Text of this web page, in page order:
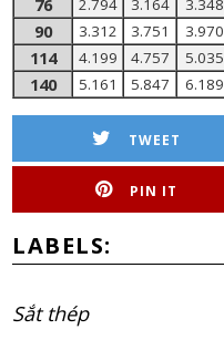
76 2.794 3.164 3.348
90 3.312 3.751 3.970
114 4.199 4.757 5.035
140 5.161 5.847 6.189
TWEET
PIN IT
LABELS:
Sắt thép